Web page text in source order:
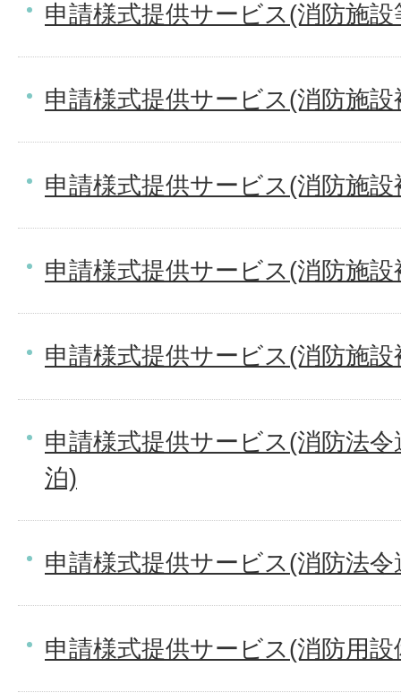
申請様式提供サービス(消防施
申請様式提供サービス(消防施
申請様式提供サービス(消防施
申請様式提供サービス(消防施
申請様式提供サービス(消防施
申請様式提供サービス(消防法
泊)
申請様式提供サービス(消防法
申請様式提供サービス(消防用